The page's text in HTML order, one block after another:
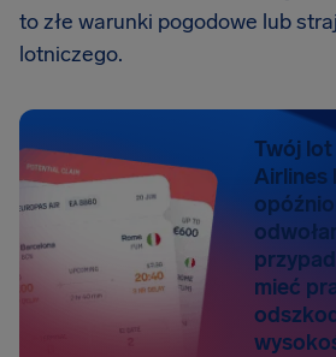
to złe warunki pogodowe lub
lotniczego.
Twój lot
Airlines
mieć